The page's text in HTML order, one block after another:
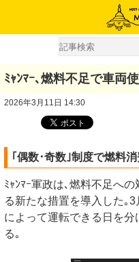
ﾐｬﾝﾏｰ､燃料不足で車両
2026年3月11日 14:30
｢偶数･奇数｣制度で燃料消
ﾐｬﾝﾏｰ軍政は､燃料不足へ
る新たな措置を導入した｡
によって運転できる日を
る｡